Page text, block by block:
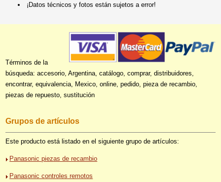
¡Datos técnicos y fotos están sujetos a error!
Términos de la
búsqueda: accesorio, Argentina, catálogo, comprar, distribuidores,
encontrar, equivalencia, Mexico, online, pedido, pieza de recambio,
piezas de repuesto, sustitución
Grupos de artículos
Este producto está listado en el siguiente grupo de artículos:
Panasonic piezas de recambio
Panasonic controles remotos